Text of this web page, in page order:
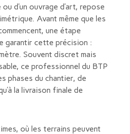
d’un ouvrage d’art, repose
Avant même que les
une étape
garantir cette précision :
Souvent discret mais
ce professionnel du BTP
phases du chantier, de
la livraison finale de
où les terrains peuvent